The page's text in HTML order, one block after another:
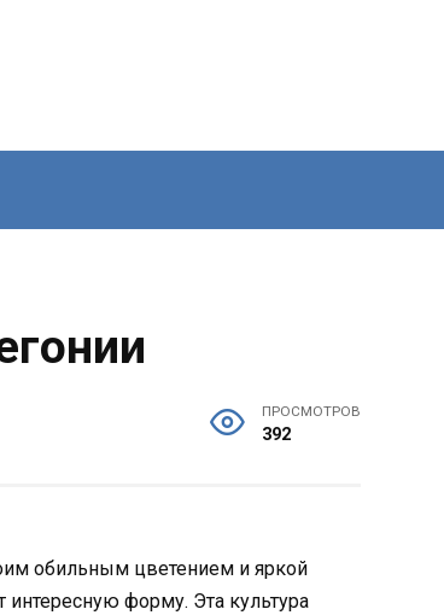
ПРОСМОТРОВ
392
обильным цветением и яркой
форму. Эта культура